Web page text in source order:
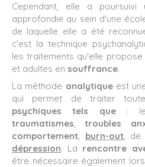
Cependant, elle a
approfondie au sein d'une
de laquelle elle a été
c'est la technique
les traitements qu'elle propose
et adultes en souffrance.
La méthode analytiqueest
qui permet de traiter
psychiques tels que :
traumatismes,troubles
comportement, burn-out, de
dépression. La rencontre
être nécessaire également